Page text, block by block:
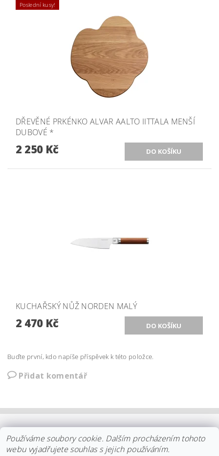
Poslední kusy!
DŘEVĚNÉ PRKÉNKO ALVAR AALTO IITTALA MENŠÍ
DUBOVÉ *
2 250 Kč
KUCHAŘSKÝ NŮŽ NORDEN MALÝ
2 470 Kč
Buďte první, kdo napíše příspěvek k této položce.
Přidat komentář
| KOLEKCE STELTON | DISTRIBUCE IITTALA |
REKLAMACE/ODSTOUPENÍ | VŠE O NÁKUPU | KDO JSME
KONTAKT
Používáme soubory cookie. Dalším procházením tohoto
webu vyjadřujete souhlas s jejich používáním.